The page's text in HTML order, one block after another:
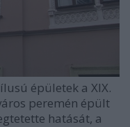
épületek a XIX.
peremén épült
hatását, a